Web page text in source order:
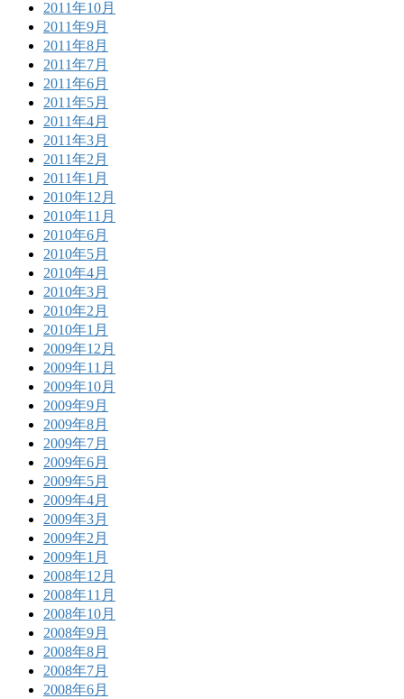
2011年10月
2011年9月
2011年8月
2011年7月
2011年6月
2011年5月
2011年4月
2011年3月
2011年2月
2011年1月
2010年12月
2010年11月
2010年6月
2010年5月
2010年4月
2010年3月
2010年2月
2010年1月
2009年12月
2009年11月
2009年10月
2009年9月
2009年8月
2009年7月
2009年6月
2009年5月
2009年4月
2009年3月
2009年2月
2009年1月
2008年12月
2008年11月
2008年10月
2008年9月
2008年8月
2008年7月
2008年6月